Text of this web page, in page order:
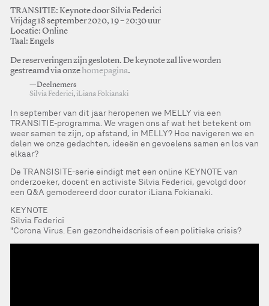
TRANSITIE: Keynote door Silvia Federici
Vrijdag 18 september 2020, 19 – 20:30 uur
Locatie: Online
Taal: Engels
De reserveringen zijn gesloten. De keynote zal live worden
gestreamd via onze homepagina.
—Deelnemers
Silvia Federici, iLiana Fokianaki
In september van dit jaar heropenen we MELLY via een
TRANSITIE-programma. We vragen ons af wat het betekent om
weer samen te zijn, op afstand, in MELLY? Hoe navigeren we en
delen we onze gedachten, ideeën en gevoelens samen en los van
elkaar?
De TRANSISITE-serie eindigt met een online KEYNOTE van
onderzoeker, docent en activiste Silvia Federici, gevolgd door
een Q&A gemodereerd door curator iLiana Fokianaki.
KEYNOTE
Silvia Federici
"Corona Virus. Een gezondheidscrisis of een politieke crisis?